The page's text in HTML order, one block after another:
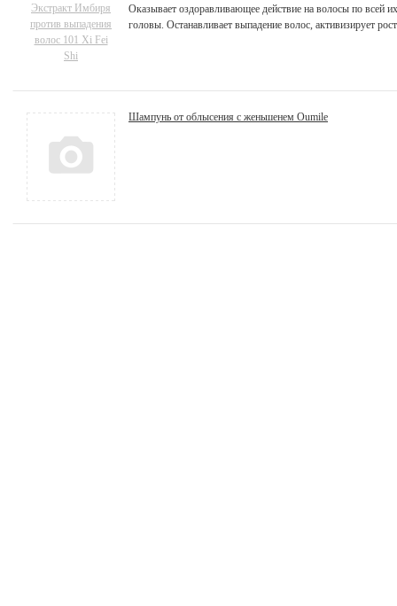
Оказывает оздоравливающее действие на волосы по всей
головы. Останавливает выпадение волос, активизирует
Шампунь от облысения с женьшенем Oumile